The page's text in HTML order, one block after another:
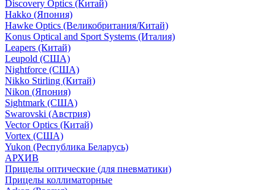
Discovery Optics (Китай)
Hakko (Япония)
Hawke Optics (Великобритания/Китай)
Konus Optical and Sport Systems (Италия)
Leapers (Китай)
Leupold (США)
Nightforce (США)
Nikko Stirling (Китай)
Nikon (Япония)
Sightmark (США)
Swarovski (Австрия)
Vector Optics (Китай)
Vortex (США)
Yukon (Республика Беларусь)
АРХИВ
Прицелы оптические (для пневматики)
Прицелы коллиматорные